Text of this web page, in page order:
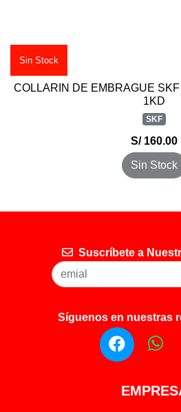
Sin Stock
COLLARIN DE EMBRAGUE
1KD
SKF
S/ 160.00
Sin Stock
Suscríbete a
Síguenos en nuestras